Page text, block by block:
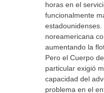
horas en el
funcionalmente
noreamericana
aumentando la
Pero el Cuerpo
particular exigió
capacidad del
problema en el